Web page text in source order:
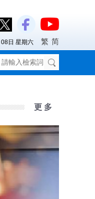
08日 星期六 繁 简
更 多